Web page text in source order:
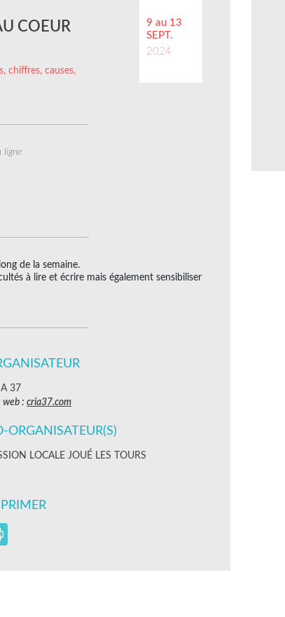
9 au 13
SEPT.
2024
COEUR
chiffres, causes,
ligne
de la semaine.
à lire et écrire mais également sensibiliser
37
web : cria37.com
ORGANISATEUR(S)
LOCALE JOUÉ LES TOURS